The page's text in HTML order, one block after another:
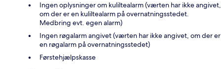
Ingen oplysninger om kuliltealarm (værten har ikke angivet,
om der er en kuliltealarm på overnatningsstedet.
Medbring evt. egen alarm)
Ingen røgalarm angivet (værten har ikke angivet, om der er
en røgalarm på overnatningsstedet)
Førstehjælpskasse